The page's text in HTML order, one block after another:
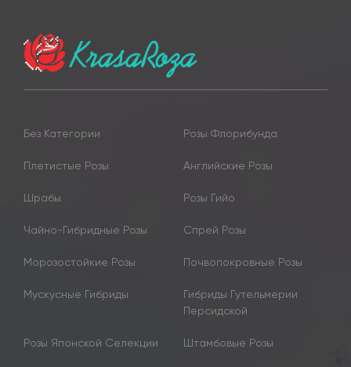
Без Категории Розы Флорибунда
Плетистые Розы Английские Розы
Шрабы Розы Гийо
Чайно-Гибридные Розы Спрей Розы
Морозостойкие Розы Почвопокровные Розы
Мускусные Гибриды
Гибриды Гутельмерии
Персидской
Розы Японской Селекции Штамбовые Розы